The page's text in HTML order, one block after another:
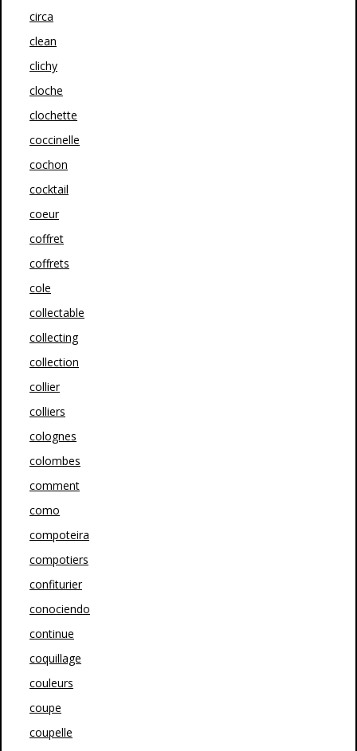
circa
clean
clichy
cloche
clochette
coccinelle
cochon
cocktail
coeur
coffret
coffrets
cole
collectable
collecting
collection
collier
colliers
colognes
colombes
comment
como
compoteira
compotiers
confiturier
conociendo
continue
coquillage
couleurs
coupe
coupelle